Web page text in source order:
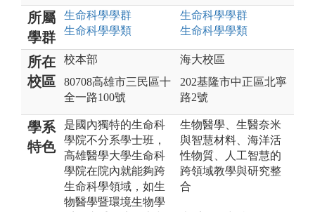
所屬
學群
生命科學學群
生命科學學類
生命科學學群
生命科學學類
所在
校區
校本部
80708高雄市三民區十
全一路100號
海大校區
202基隆市中正區北寧
路2號
學系
特色
是國內獨特的生命科
學院不分系學士班，
高雄醫學大學生命科
學院在院內就能夠跨
生命科學領域，如生
物醫學暨環境生物學
生物醫學、生醫奈米
與智慧材料、海洋活
性物質、人工智慧的
跨領域教學與研究整
合